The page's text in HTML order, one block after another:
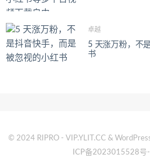
卓越
5 天涨万粉，不
书
© 2024 RIPRO - VIP.YLIT.CC &
ICP备2023015528号